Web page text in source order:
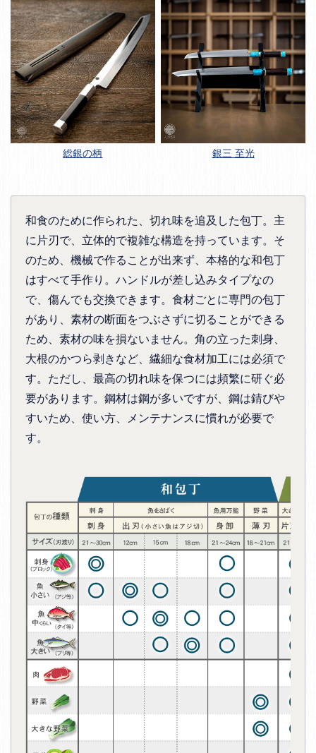
総銀の柄 銀三 至光
和食のために作られた、切れ味を追及した包丁。主
に片刃で、立体的で複雑な構造を持っています。そ
のため、機械で作ることが出来ず、本格的な和包丁
はすべて手作り。ハンドルが差し込みタイプなの
で、傷んでも交換できます。食材ごとに専門の包丁
があり、素材の断面をつぶさずに切ることができる
ため、素材の味を損ないません。角の立った刺身、
大根のかつら剥きなど、繊細な食材加工には必須で
す。ただし、最高の切れ味を保つには頻繁に研ぐ必
要があります。鋼材は鋼が多いですが、鋼は錆びや
すいため、使い方、メンテナンスに慣れが必要で
す。